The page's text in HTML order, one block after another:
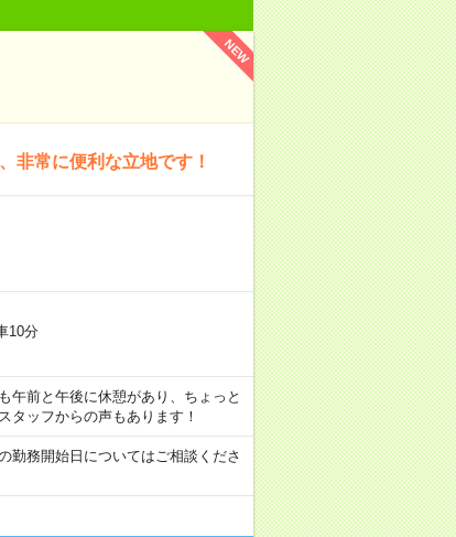
NEW
非常に便利な立地です！
10分
前と午後に休憩があり、ちょっと
タッフからの声もあります！
務開始日についてはご相談くださ